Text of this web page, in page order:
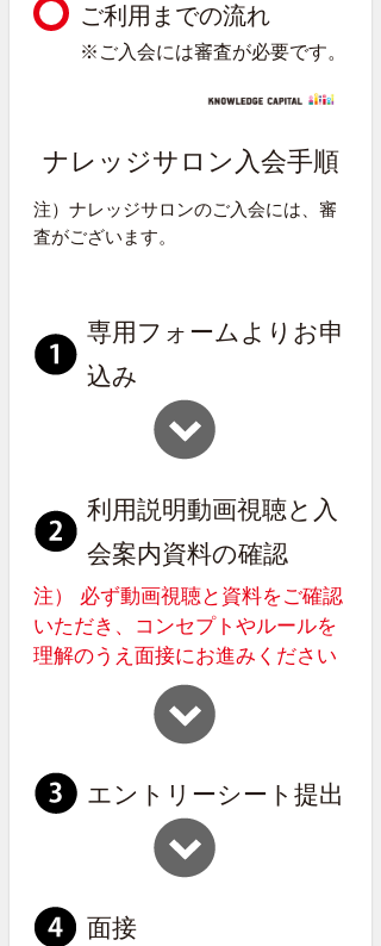
ご利用までの流れ
※ご入会には審査が必要です。
ナレッジサロン入会手順
注）ナレッジサロンのご入会には、審
査がございます。
専用フォームよりお申
込み
利用説明動画視聴と入
会案内資料の確認
注） 必ず動画視聴と資料をご確認
いただき、コンセプトやルールを
理解のうえ面接にお進みください
エントリーシート提出
面接